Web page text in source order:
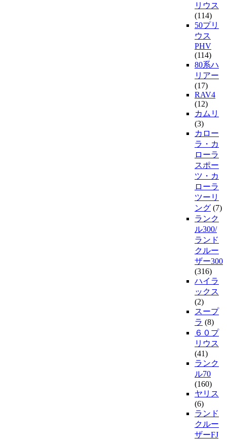
リウス
(114)
50プリ
ウス
PHV
(114)
80系ハ
リアー
(17)
RAV4
(12)
カムリ
(3)
カロー
ラ・カ
ローラ
スポー
ツ・カ
ローラ
ツーリ
ング (7)
ランク
ル300/
ランド
クルー
ザー300
(316)
ハイラ
ックス
(2)
スープ
ラ (8)
６０プ
リウス
(41)
ランク
ル70
(160)
ヤリス
(6)
ランド
クルー
ザーFJ